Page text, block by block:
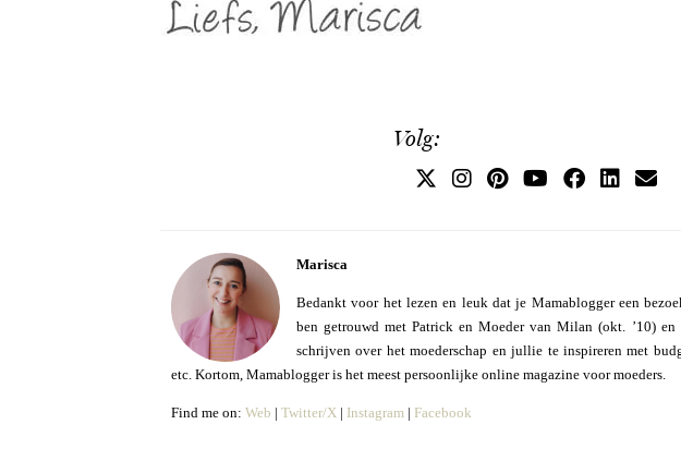
Volg:
Marisca
Bedankt voor het lezen en leuk dat je Mamablogger een
ben getrouwd met Patrick en Moeder van Milan (okt. ’10)
schrijven over het moederschap en jullie te inspireren met
etc. Kortom, Mamablogger is het meest persoonlijke online magazine voor moeders.
Find me on: Web | Twitter/X | Instagram | Facebook